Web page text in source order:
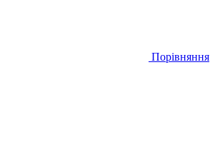
Порівняння